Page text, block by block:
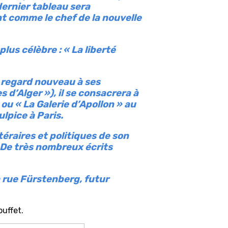
tableau sera
le chef de la nouvelle
célèbre : « La liberté
nouveau à ses
»), il se consacrera à
« La Galerie d’Apollon » au
à Paris.
et politiques de son
très nombreux écrits
rue Fürstenberg, futur